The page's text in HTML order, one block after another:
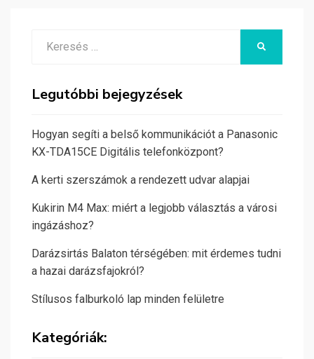
Legutóbbi bejegyzések
Hogyan segíti a belső kommunikációt a Panasonic
KX-TDA15CE Digitális telefonközpont?
A kerti szerszámok a rendezett udvar alapjai
Kukirin M4 Max: miért a legjobb választás a városi
ingázáshoz?
Darázsirtás Balaton térségében: mit érdemes tudni
a hazai darázsfajokról?
Stílusos falburkoló lap minden felületre
Kategóriák: